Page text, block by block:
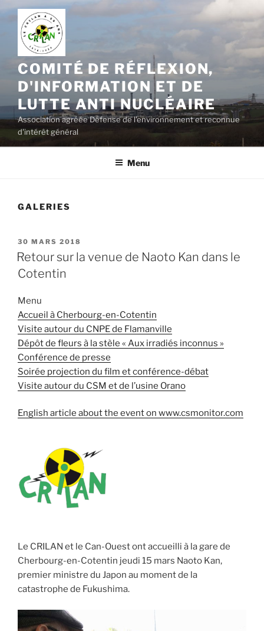
Aller
contenu
principal
COMITÉ DE RÉFLEXION,
D'INFORMATION ET DE
LUTTE ANTI NUCLÉAIRE
Association agréée Défense de l'environnement et reconnue
d'intérêt général
Menu
GALERIES
PUBLIÉ
LE
30 MARS 2018
Retour sur la venue de Naoto Kan dans le
Cotentin
Menu
Accueil à Cherbourg-en-Cotentin
Visite autour du CNPE de Flamanville
Dépôt de fleurs à la stèle « Aux irradiés inconnus »
Conférence de presse
Soirée projection du film et conférence-débat
Visite autour du CSM et de l’usine Orano
English article about the event on www.csmonitor.com
Le CRILAN et le Can-Ouest ont accueilli à la gare de
Cherbourg-en-Cotentin jeudi 15 mars Naoto Kan,
premier ministre du Japon au moment de la
catastrophe de Fukushima.